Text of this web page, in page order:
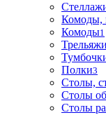
Комоды,
Комоды1
Полки3
Столы,
Столы
Столы